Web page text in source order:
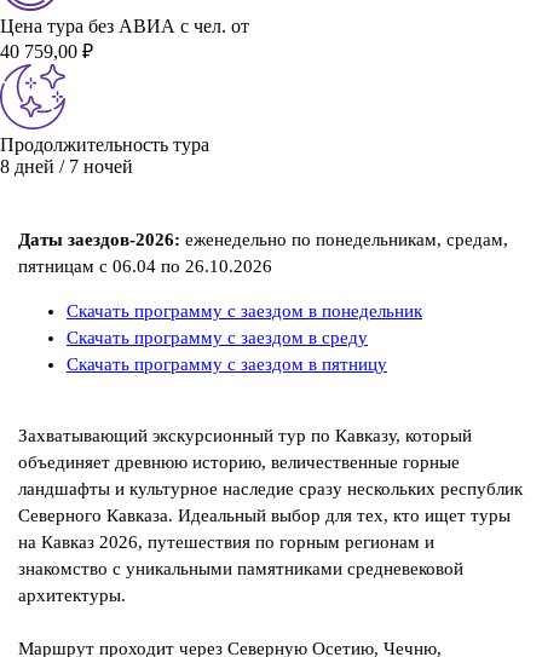
Цена тура без АВИА с чел. от
40 759,00 ₽
Продолжительность тура
8 дней / 7 ночей
Даты заездов-2026: еженедельно по понедельникам, средам,
пятницам с 06.04 по 26.10.2026
Скачать программу с заездом в понедельник
Скачать программу с заездом в среду
Скачать программу с заездом в пятницу
Захватывающий экскурсионный тур по Кавказу, который
объединяет древнюю историю, величественные горные
ландшафты и культурное наследие сразу нескольких республик
Северного Кавказа. Идеальный выбор для тех, кто ищет туры
на Кавказ 2026, путешествия по горным регионам и
знакомство с уникальными памятниками средневековой
архитектуры.
Маршрут проходит через Северную Осетию, Чечню,